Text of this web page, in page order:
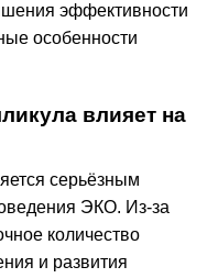
эффективности
особенности
влияет на
серьёзным
ЭКО. Из-за
количество
и развития